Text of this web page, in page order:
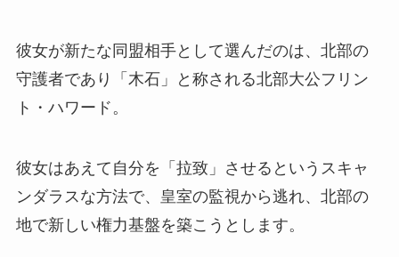
彼女が新たな同盟相手として選んだのは、北部の
守護者であり「木石」と称される北部大公フリン
ト・ハワード。
彼女はあえて自分を「拉致」させるというスキャ
ンダラスな方法で、皇室の監視から逃れ、北部の
地で新しい権力基盤を築こうとします。